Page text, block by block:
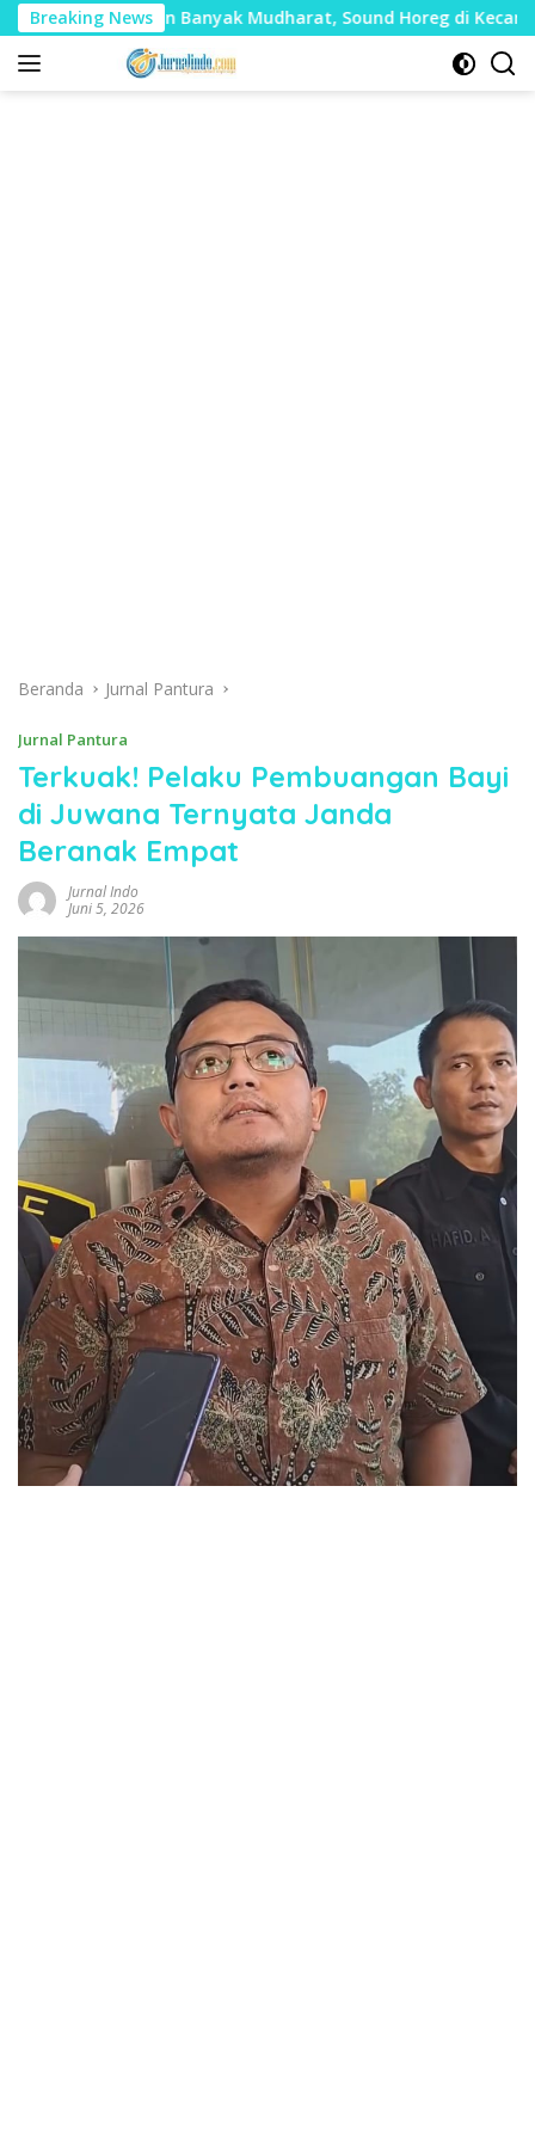
Langsung
ke
konten
Breaking News
Timbulkan Banyak Mudharat, Sound Horeg di Kecamatan
Beranda Jurnal Pantura
Jurnal Pantura
Terkuak! Pelaku Pembuangan Bayi
di Juwana Ternyata Janda
Beranak Empat
Jurnal Indo
Juni 5, 2026